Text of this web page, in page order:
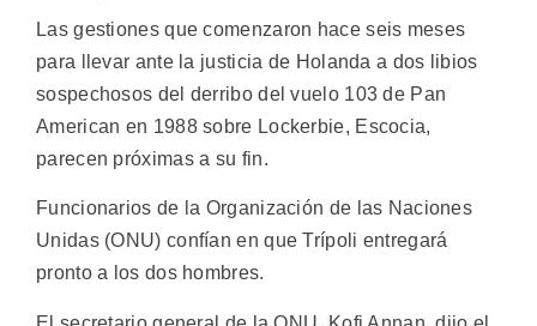
Las gestiones que comenzaron hace seis meses
para llevar ante la justicia de Holanda a dos libios
sospechosos del derribo del vuelo 103 de Pan
American en 1988 sobre Lockerbie, Escocia,
parecen próximas a su fin.
Funcionarios de la Organización de las Naciones
Unidas (ONU) confían en que Trípoli entregará
pronto a los dos hombres.